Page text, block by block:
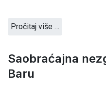
Pročitaj više …
Saobraćajna
Baru